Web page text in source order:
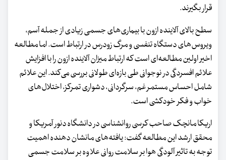
قرار بگیرند.
سطح بالای آلاینده ازون با بیماری‌های جسمی زیادی از جمله آسم،
ویروس‌های دستگاه تنفسی و مرگ زودرس در ارتباط است. اما مطالعه
اخیر اولین مطالعه‌ای است که ارتباط میزان آلاینده ازون را با افزایش
علائم افسردگی در نوجوانی طی بازه‌ای طولانی بررسی می‌کند. این علائم
شامل احساس مستمر غم، سرگردانی، دشواری تمرکز، اختلال‌های
خواب و فکر خودکشی است.
اریکا مانچک صاحب کرسی روانشناسی در دانشگاه دنور آمریکا و
محقق ارشد این مطالعه گفت: یافته‌های مانشان دهنده اهمیت
توجه به تاثیر آلودگی هوا بر سلامت روانی علاوه بر سلامت جسمی